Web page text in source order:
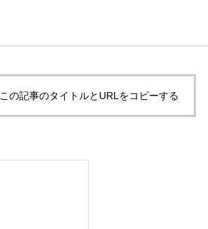
この記事のタイトルとURLをコピーする